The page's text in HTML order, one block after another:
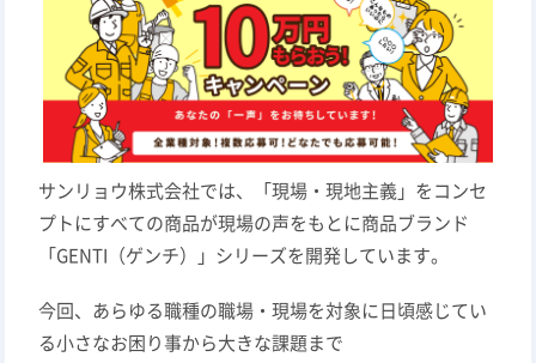
サンリョウ株式会社では、「現場・現地主義」をコンセ
プトにすべての商品が現場の声をもとに商品ブランド
「GENTI（ゲンチ）」シリーズを開発しています。
今回、あらゆる職種の職場・現場を対象に日頃感じてい
る小さなお困り事から大きな課題まで